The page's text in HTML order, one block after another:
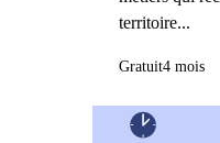
territoire...
Gratuit4 mois